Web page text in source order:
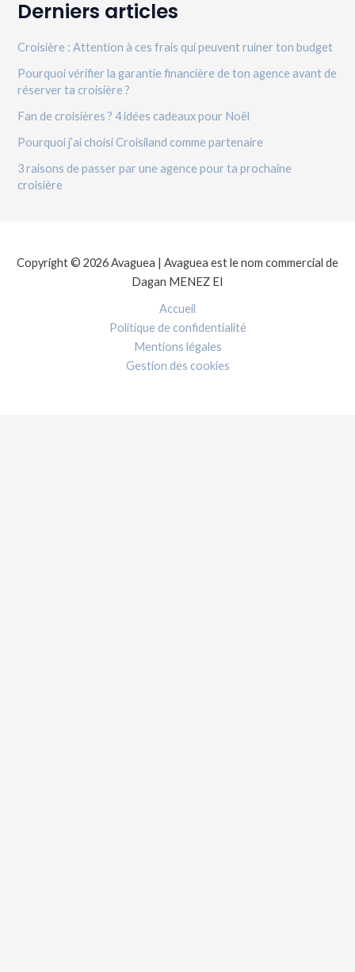
Derniers articles
Croisière : Attention à ces frais qui peuvent ruiner ton budget
Pourquoi vérifier la garantie financière de ton agence avant de
réserver ta croisière ?
Fan de croisières ? 4 idées cadeaux pour Noël
Pourquoi j’ai choisi Croisiland comme partenaire
3 raisons de passer par une agence pour ta prochaine
croisière
Copyright © 2026 Avaguea | Avaguea est le nom commercial de
Dagan MENEZ EI
Accueil
Politique de confidentialité
Mentions légales
Gestion des cookies